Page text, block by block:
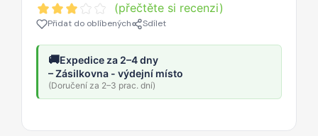
(přečtěte si recenzi)
Přidat do oblíbených Sdílet
🚚Expedice za 2–4 dny
– Zásilkovna - výdejní místo
(Doručení za 2–3 prac. dní)